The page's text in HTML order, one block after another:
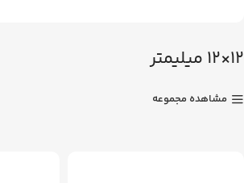
12×12 میلیمتر
مشاهده مجموعه